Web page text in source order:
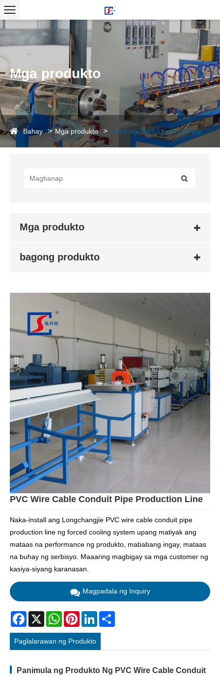
Mga produkto
Bahay Mga produkto Linya ng Produksyon ng Pipe
Mga produkto
bagong produkto
PVC Wire Cable Conduit Pipe Production Line
Naka-install ang Longchangjie PVC wire cable conduit pipe
production line ng forced cooling system upang matiyak ang
mataas na performance ng produkto, mababang ingay, mataas
na buhay ng serbisyo. Maaaring magbigay sa mga customer ng
kasiya-siyang karanasan.
Magpadala ng Inquiry
Facebook
X WhatsAppPinterestLinkedIn
Paglalarawan ng Produkto
Panimula ng Produkto Ng PVC Wire Cable Conduit